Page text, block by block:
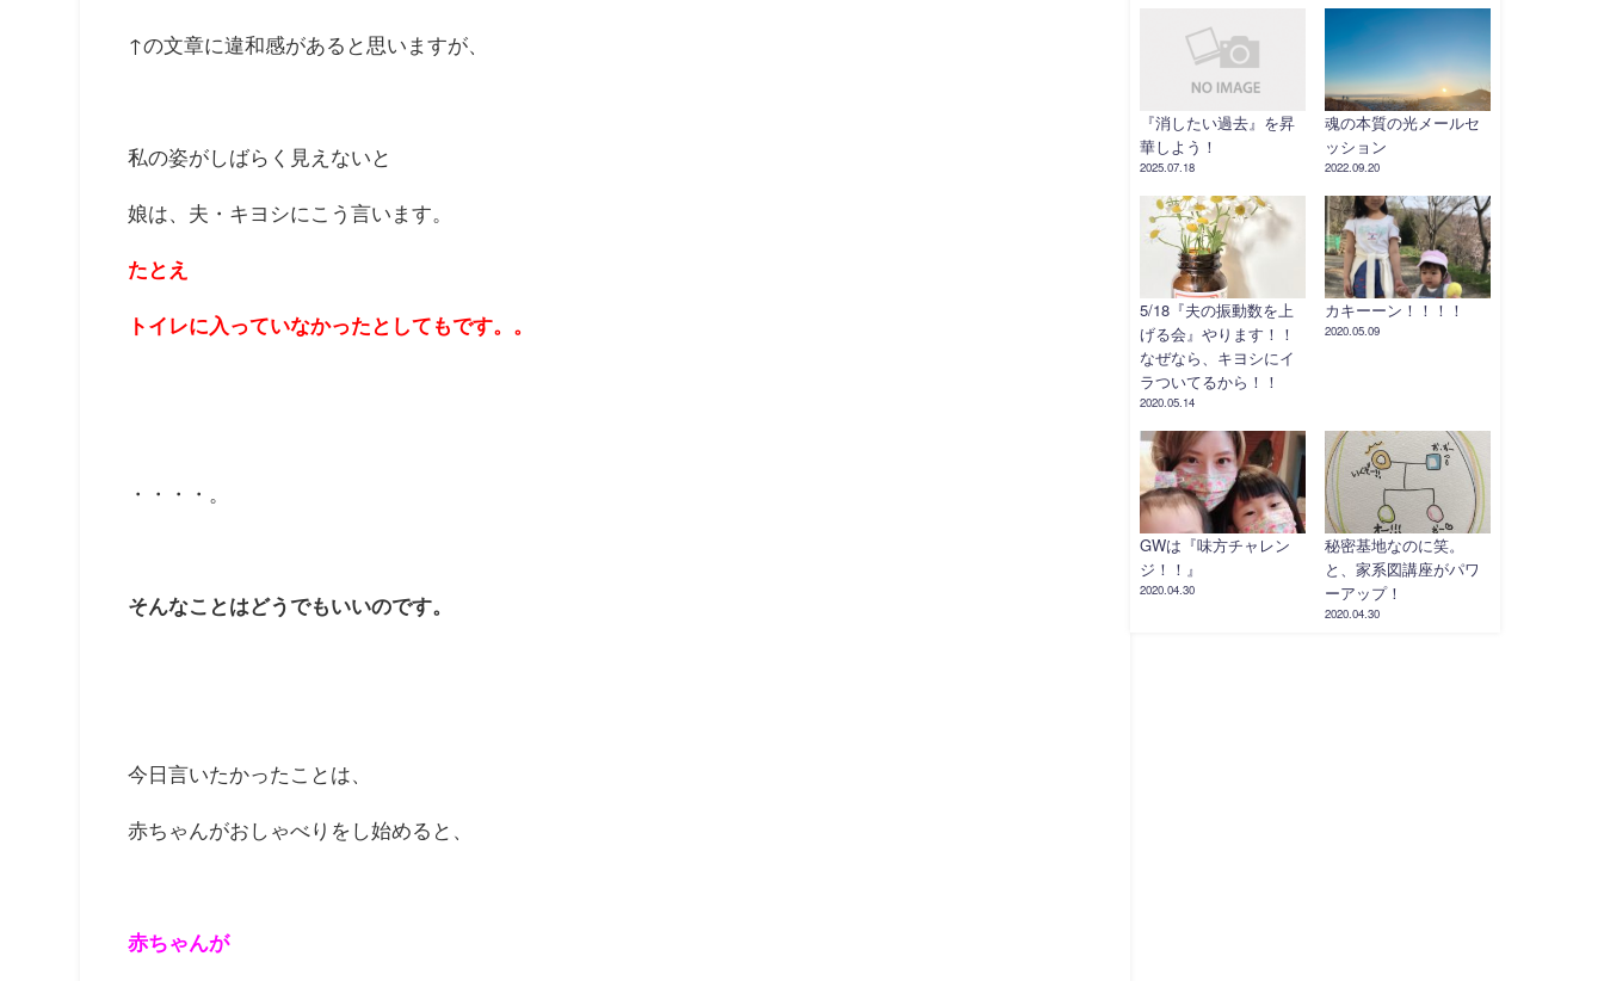
↑の文章に違和感があると思いますが、
私の姿がしばらく見えないと
娘は、夫・キヨシにこう言います。
たとえ
トイレに入っていなかったとしてもです。。
・・・・。
そんなことはどうでもいいのです。
今日言いたかったことは、
赤ちゃんがおしゃべりをし始めると、
赤ちゃんが
『消したい過去』を昇
華しよう！
2025.07.18
魂の本質の光メールセ
ッション
2022.09.20
5/18『夫の振動数を上
げる会』やります！！
なぜなら、キヨシにイ
ラついてるから！！
2020.05.14
カキーーン！！！！
2020.05.09
GWは『味方チャレン
ジ！！』
2020.04.30
秘密基地なのに笑。
と、家系図講座がパワ
ーアップ！
2020.04.30